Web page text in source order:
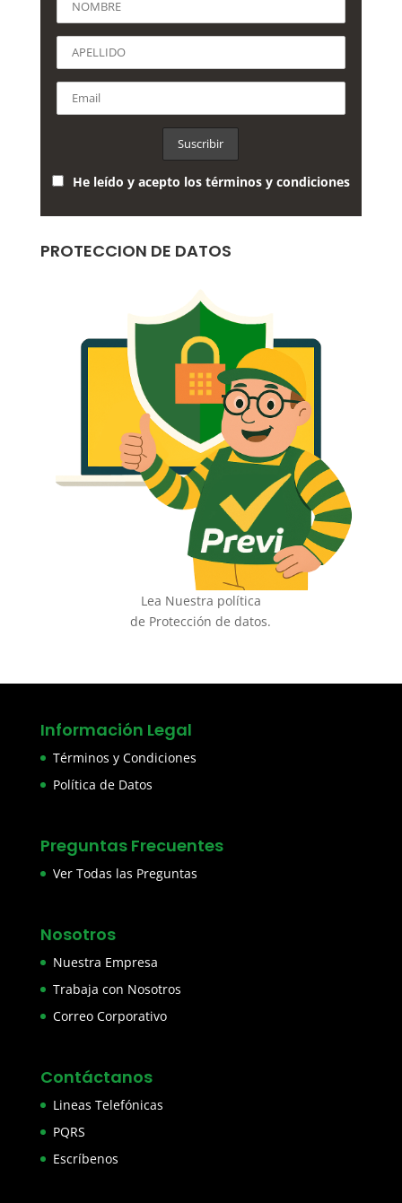
He leído y acepto los términos y condiciones
PROTECCION DE DATOS
Lea Nuestra política
de Protección de datos.
Información Legal
Términos y Condiciones
Política de Datos
Preguntas Frecuentes
Ver Todas las Preguntas
Nosotros
Nuestra Empresa
Trabaja con Nosotros
Correo Corporativo
Contáctanos
Lineas Telefónicas
PQRS
Escríbenos